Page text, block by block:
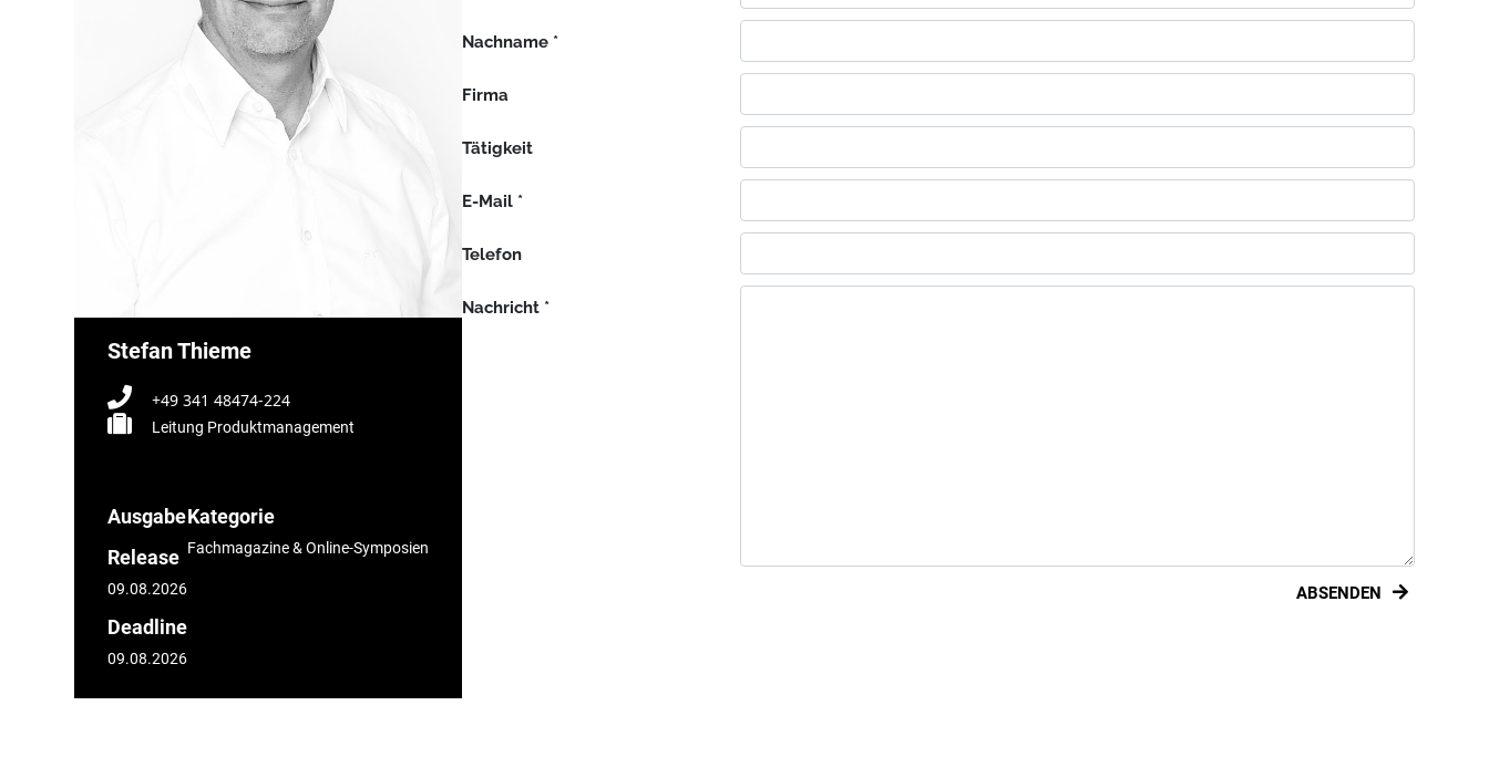
Stefan Thieme
+49 341 48474-224
Leitung Produktmanagement
Ausgabe
Release
09.08.2026
Deadline
09.08.2026
Kategorie
Fachmagazine & Online-Symposien
Nachname *
Firma
Tätigkeit
E-Mail *
Telefon
Nachricht *
ABSENDEN